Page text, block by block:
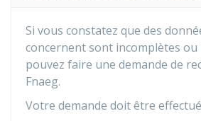
Si vous constatez que des
concernent sont incomplètes ou
pouvez faire une demande de
Fnaeg.
Votre demande doit être